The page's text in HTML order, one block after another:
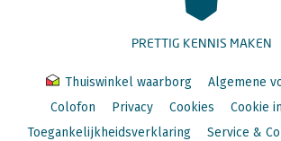
PRETTIG KENNIS MAKEN
Thuiswinkel waarborg
Algemene
Colofon
Privacy Cookies
Cookie
Toegankelijkheidsverklaring
Service &